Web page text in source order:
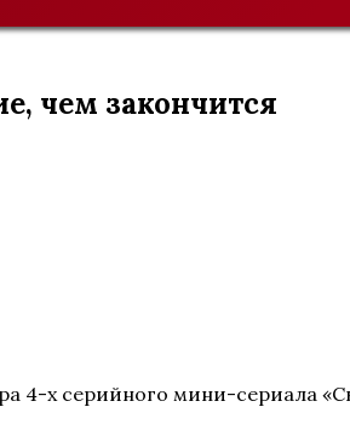
чем закончится
4-х серийного мини-сериала